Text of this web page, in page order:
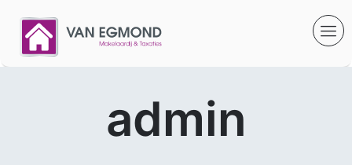
admin